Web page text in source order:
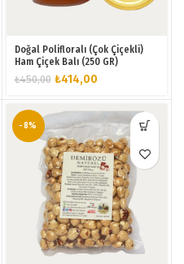
Doğal Polifloralı (Çok Çiçekli)
Ham Çiçek Balı (250 GR)
₺450,00 Orijinal
₺450,00.
₺414,00Şu
fiyat:
₺414,00.
-8%